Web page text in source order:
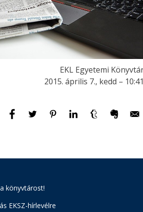
EKL Egyetemi
2015. április 7., kedd – 10:41
könyvtárost!
EKSZ-hírlevélre